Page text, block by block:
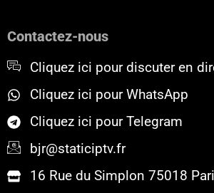
o
r
e
Contactez-nous
Cliquez ici pour discuter en
Cliquez ici pour WhatsApp
Cliquez ici pour Telegram
bjr@staticiptv.fr
16 Rue du Simplon 75018